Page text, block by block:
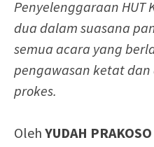
Penyelenggaraan HUT
dua dalam suasana
semua acara yang
pengawasan ketat
prokes.
Oleh YUDAH PRAKOSO